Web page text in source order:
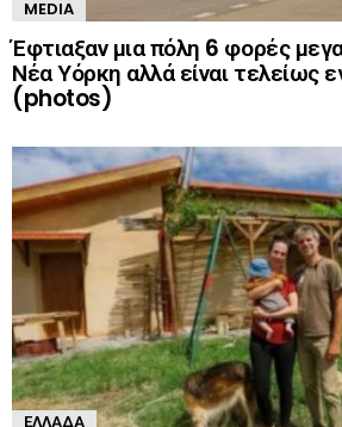
MEDIA
Έφτιαξαν μια πόλη 6 φορές
Νέα Υόρκη αλλά είναι τελείως
(photos)
ΕΛΛΆΔΑ